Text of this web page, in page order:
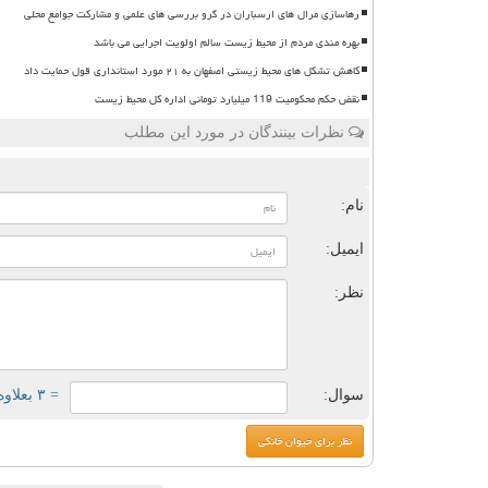
رهاسازی مرال های ارسباران در گرو بررسی های علمی و مشارکت جوامع محلی
بهره مندی مردم از محیط زیست سالم اولویت اجرایی می باشد
کاهش تشکل های محیط زیستی اصفهان به ۲۱ مورد استانداری قول حمایت داد
نقض حکم محکومیت 119 میلیارد تومانی اداره کل محیط زیست
نظرات بینندگان در مورد این مطلب
نام:
ایمیل:
نظر:
سوال: = ۳ بعلاوه ۱